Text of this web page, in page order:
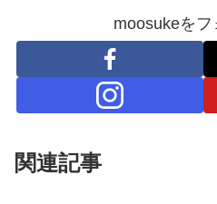
moosukeをフ
関連記事